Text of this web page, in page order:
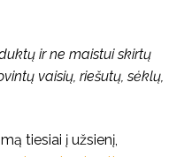
ir ne maistui skirtų
vaisių, riešutų, sėklų,
tiesiai į užsienį,